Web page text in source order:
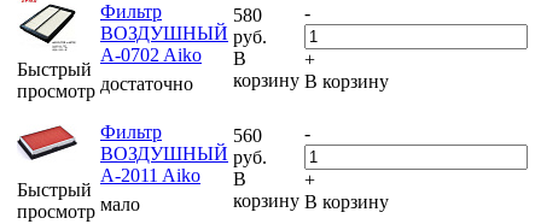
Быстрый
просмотр
Фильтр
ВОЗДУШНЫЙ
A-0702 Aiko
достаточно
580
руб.
В
корзину
-
+
В корзину
Быстрый
просмотр
Фильтр
ВОЗДУШНЫЙ
A-2011 Aiko
мало
560
руб.
В
корзину
-
+
В корзину